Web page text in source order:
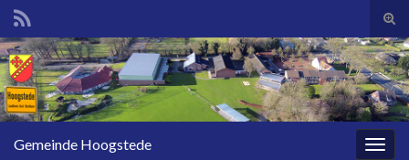
Search for:
Gemeinde Hoogstede